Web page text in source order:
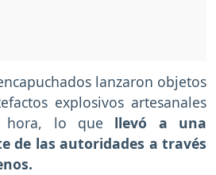
lanzaron objetos
explosivos artesanales
hora, lo que llevó a una
de las autoridades a través